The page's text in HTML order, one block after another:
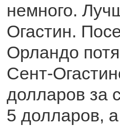
немного.
Огастин.
Орландо
Сент-
долларов за
5 долларов,